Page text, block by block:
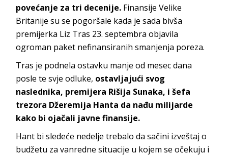
povećanje za tri decenije. Finansije Velike
Britanije su se pogoršale kada je sada bivša
premijerka Liz Tras 23. septembra objavila
ogroman paket nefinansiranih smanjenja poreza.
Tras je podnela ostavku manje od mesec dana
posle te svje odluke, ostavljajući svog
naslednika, premijera Rišija Sunaka, i šefa
trezora Džeremija Hanta da nađu milijarde
kako bi ojačali javne finansije.
Hant bi sledeće nedelje trebalo da sačini izveštaj o
budžetu za vanredne situacije u kojem se očekuju i